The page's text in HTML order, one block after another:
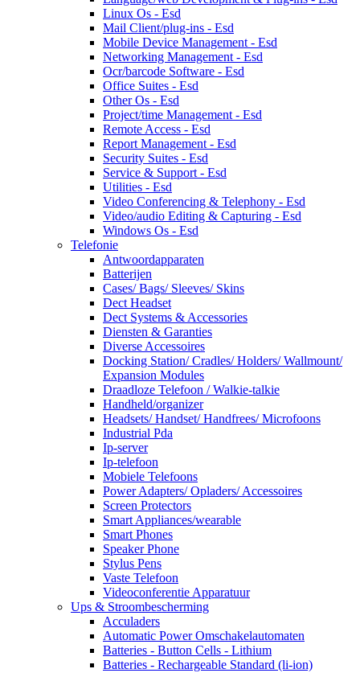
Linux Os - Esd
Mail Client/plug-ins - Esd
Mobile Device Management - Esd
Networking Management - Esd
Ocr/barcode Software - Esd
Office Suites - Esd
Other Os - Esd
Project/time Management - Esd
Remote Access - Esd
Report Management - Esd
Security Suites - Esd
Service & Support - Esd
Utilities - Esd
Video Conferencing & Telephony - Esd
Video/audio Editing & Capturing - Esd
Windows Os - Esd
Telefonie
Antwoordapparaten
Batterijen
Cases/ Bags/ Sleeves/ Skins
Dect Headset
Dect Systems & Accessories
Diensten & Garanties
Diverse Accessoires
Docking Station/ Cradles/ Holders/ Wallmount/
Expansion Modules
Draadloze Telefoon / Walkie-talkie
Handheld/organizer
Headsets/ Handset/ Handfrees/ Microfoons
Industrial Pda
Ip-server
Ip-telefoon
Mobiele Telefoons
Power Adapters/ Opladers/ Accessoires
Screen Protectors
Smart Appliances/wearable
Smart Phones
Speaker Phone
Stylus Pens
Vaste Telefoon
Videoconferentie Apparatuur
Ups & Stroombescherming
Acculaders
Automatic Power Omschakelautomaten
Batteries - Button Cells - Lithium
Batteries - Rechargeable Standard (li-ion)